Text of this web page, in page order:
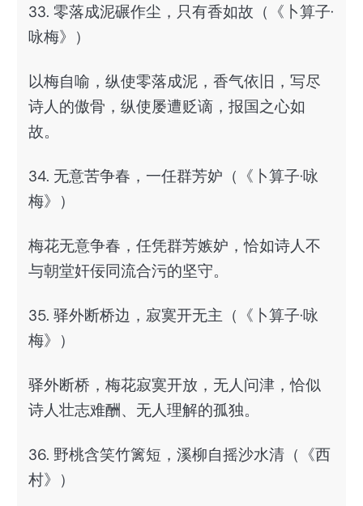
33. 零落成泥碾作尘，只有香如故（《卜算子·
咏梅》）
以梅自喻，纵使零落成泥，香气依旧，写尽
诗人的傲骨，纵使屡遭贬谪，报国之心如
故。
34. 无意苦争春，一任群芳妒（《卜算子·咏
梅》）
梅花无意争春，任凭群芳嫉妒，恰如诗人不
与朝堂奸佞同流合污的坚守。
35. 驿外断桥边，寂寞开无主（《卜算子·咏
梅》）
驿外断桥，梅花寂寞开放，无人问津，恰似
诗人壮志难酬、无人理解的孤独。
36. 野桃含笑竹篱短，溪柳自摇沙水清（《西
村》）